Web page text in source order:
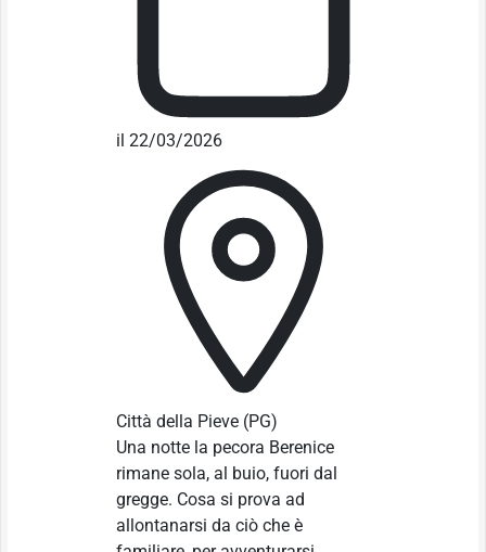
il 22/03/2026
Città della Pieve (PG)
Una notte la pecora Berenice
rimane sola, al buio, fuori dal
gregge. Cosa si prova ad
allontanarsi da ciò che è